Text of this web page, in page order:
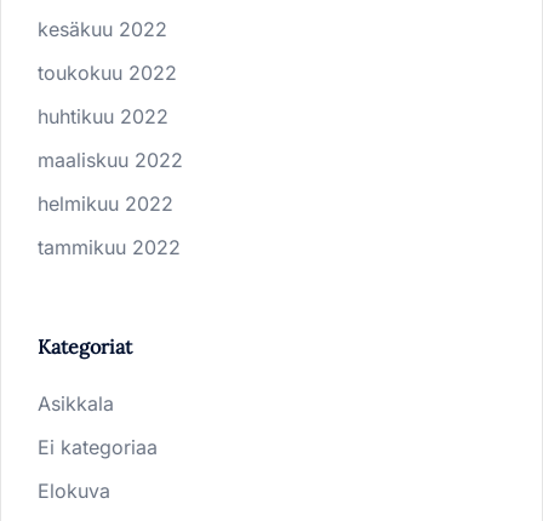
kesäkuu 2022
toukokuu 2022
huhtikuu 2022
maaliskuu 2022
helmikuu 2022
tammikuu 2022
Kategoriat
Asikkala
Ei kategoriaa
Elokuva